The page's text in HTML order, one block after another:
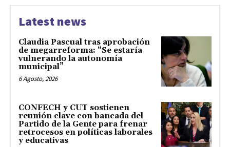
Latest news
Claudia Pascual tras aprobación
de megarreforma: “Se estaría
vulnerando la autonomía
municipal”
6 Agosto, 2026
CONFECH y CUT sostienen
reunión clave con bancada del
Partido de la Gente para frenar
retrocesos en políticas laborales
y educativas